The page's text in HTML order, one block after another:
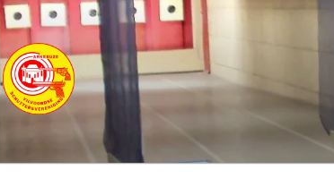
ARKEBUZE
Vilvoordse Schuttersvereniging